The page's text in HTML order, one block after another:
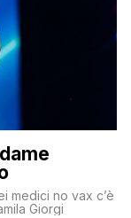
medici no vax c’è
Giorgi